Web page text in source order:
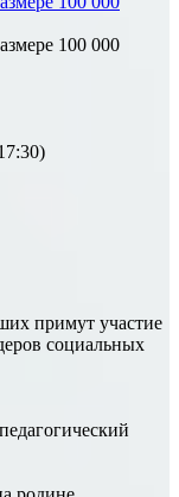
100 000
примут участие
социальных